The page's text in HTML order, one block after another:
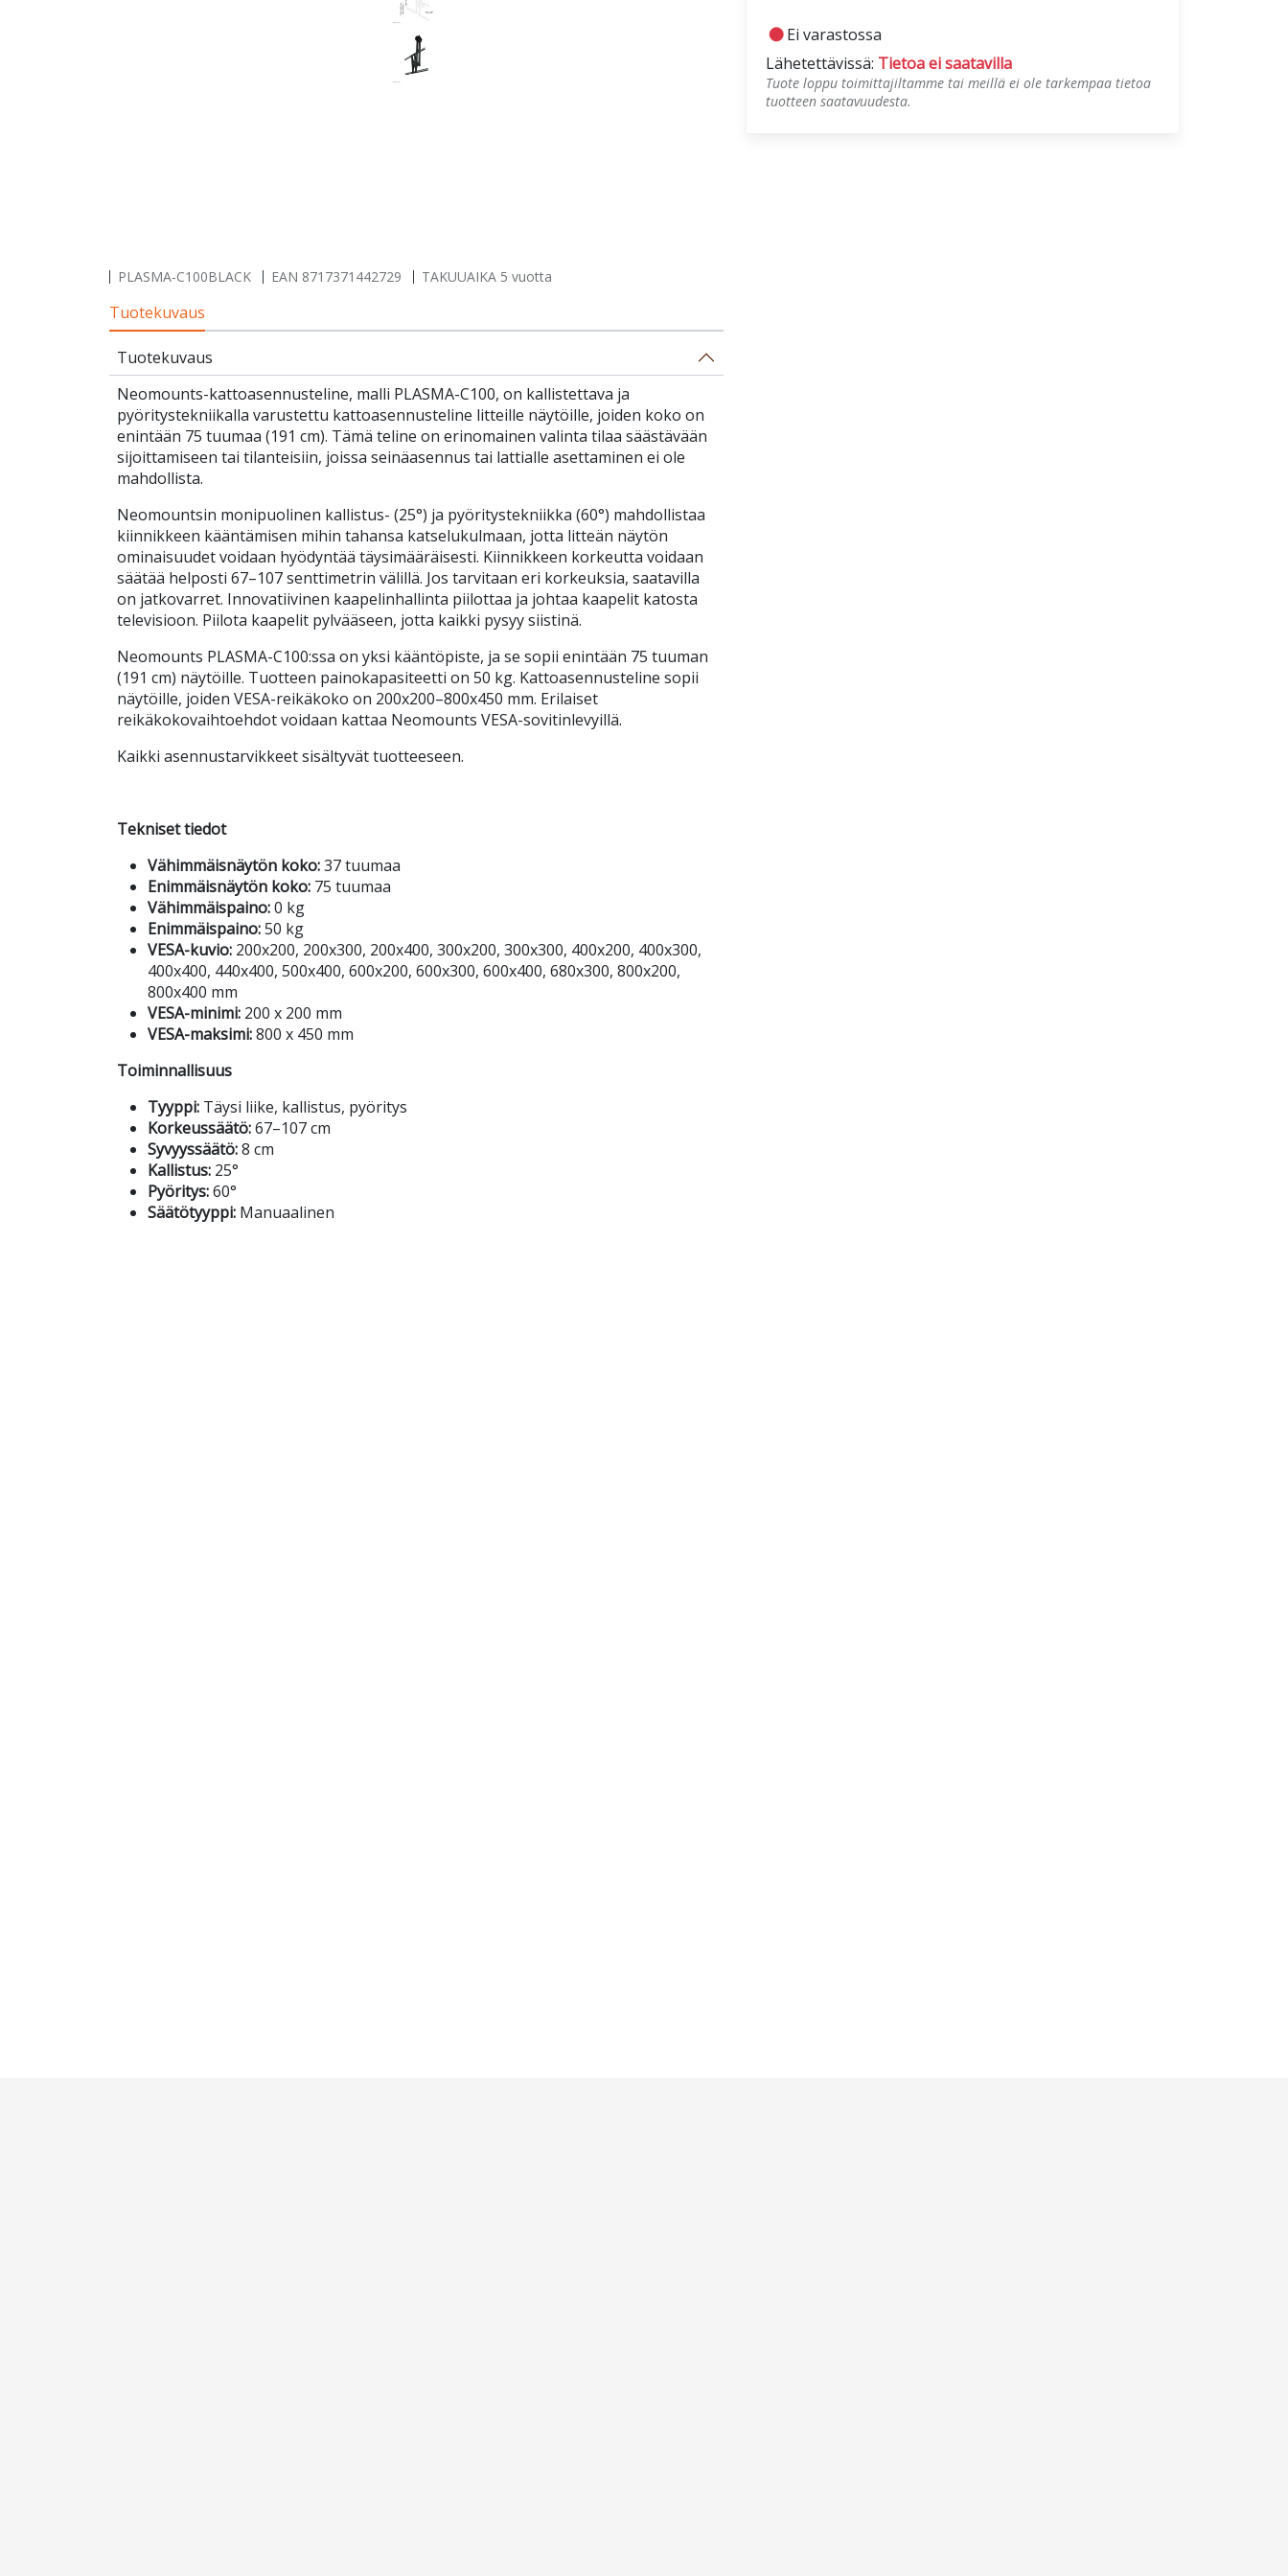
fiber_manual_recordEi varastossa
Lähetettävissä: Tietoa ei saatavilla
Tuote loppu toimittajiltamme tai meillä ei ole tarkempaa tietoa
tuotteen saatavuudesta.
PLASMA-C100BLACK EAN 8717371442729 TAKUUAIKA 5 vuotta
Tuotekuvaus
Tuotekuvaus
Neomounts-kattoasennusteline, malli PLASMA-C100, on kallistettava ja
pyöritystekniikalla varustettu kattoasennusteline litteille näytöille, joiden koko on
enintään 75 tuumaa (191 cm). Tämä teline on erinomainen valinta tilaa säästävään
sijoittamiseen tai tilanteisiin, joissa seinäasennus tai lattialle asettaminen ei ole
mahdollista.
Neomountsin monipuolinen kallistus- (25°) ja pyöritystekniikka (60°) mahdollistaa
kiinnikkeen kääntämisen mihin tahansa katselukulmaan, jotta litteän näytön
ominaisuudet voidaan hyödyntää täysimääräisesti. Kiinnikkeen korkeutta voidaan
säätää helposti 67–107 senttimetrin välillä. Jos tarvitaan eri korkeuksia, saatavilla
on jatkovarret. Innovatiivinen kaapelinhallinta piilottaa ja johtaa kaapelit katosta
televisioon. Piilota kaapelit pylvääseen, jotta kaikki pysyy siistinä.
Neomounts PLASMA-C100:ssa on yksi kääntöpiste, ja se sopii enintään 75 tuuman
(191 cm) näytöille. Tuotteen painokapasiteetti on 50 kg. Kattoasennusteline sopii
näytöille, joiden VESA-reikäkoko on 200x200–800x450 mm. Erilaiset
reikäkokovaihtoehdot voidaan kattaa Neomounts VESA-sovitinlevyillä.
Kaikki asennustarvikkeet sisältyvät tuotteeseen.
Tekniset tiedot
Vähimmäisnäytön koko:37 tuumaa
Enimmäisnäytön koko: 75 tuumaa
Vähimmäispaino:0 kg
Enimmäispaino:50 kg
VESA-kuvio: 200x200, 200x300, 200x400, 300x200, 300x300, 400x200, 400x300,
400x400, 440x400, 500x400, 600x200, 600x300, 600x400, 680x300, 800x200,
800x400 mm
VESA-minimi: 200 x 200 mm
VESA-maksimi:800 x 450 mm
Toiminnallisuus
Tyyppi: Täysi liike, kallistus, pyöritys
Korkeussäätö:67–107 cm
Syvyyssäätö:8 cm
Kallistus: 25°
Pyöritys:60°
Säätötyyppi: Manuaalinen